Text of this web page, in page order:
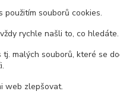
s použitím souborů cookies.
rychle našli to, co hledáte.
malých souborů, které se
web zlepšovat.